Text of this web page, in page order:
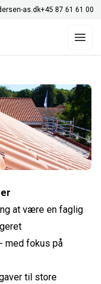
as.dk+45 87 61 61 00
at være en faglig
med fokus på
til store